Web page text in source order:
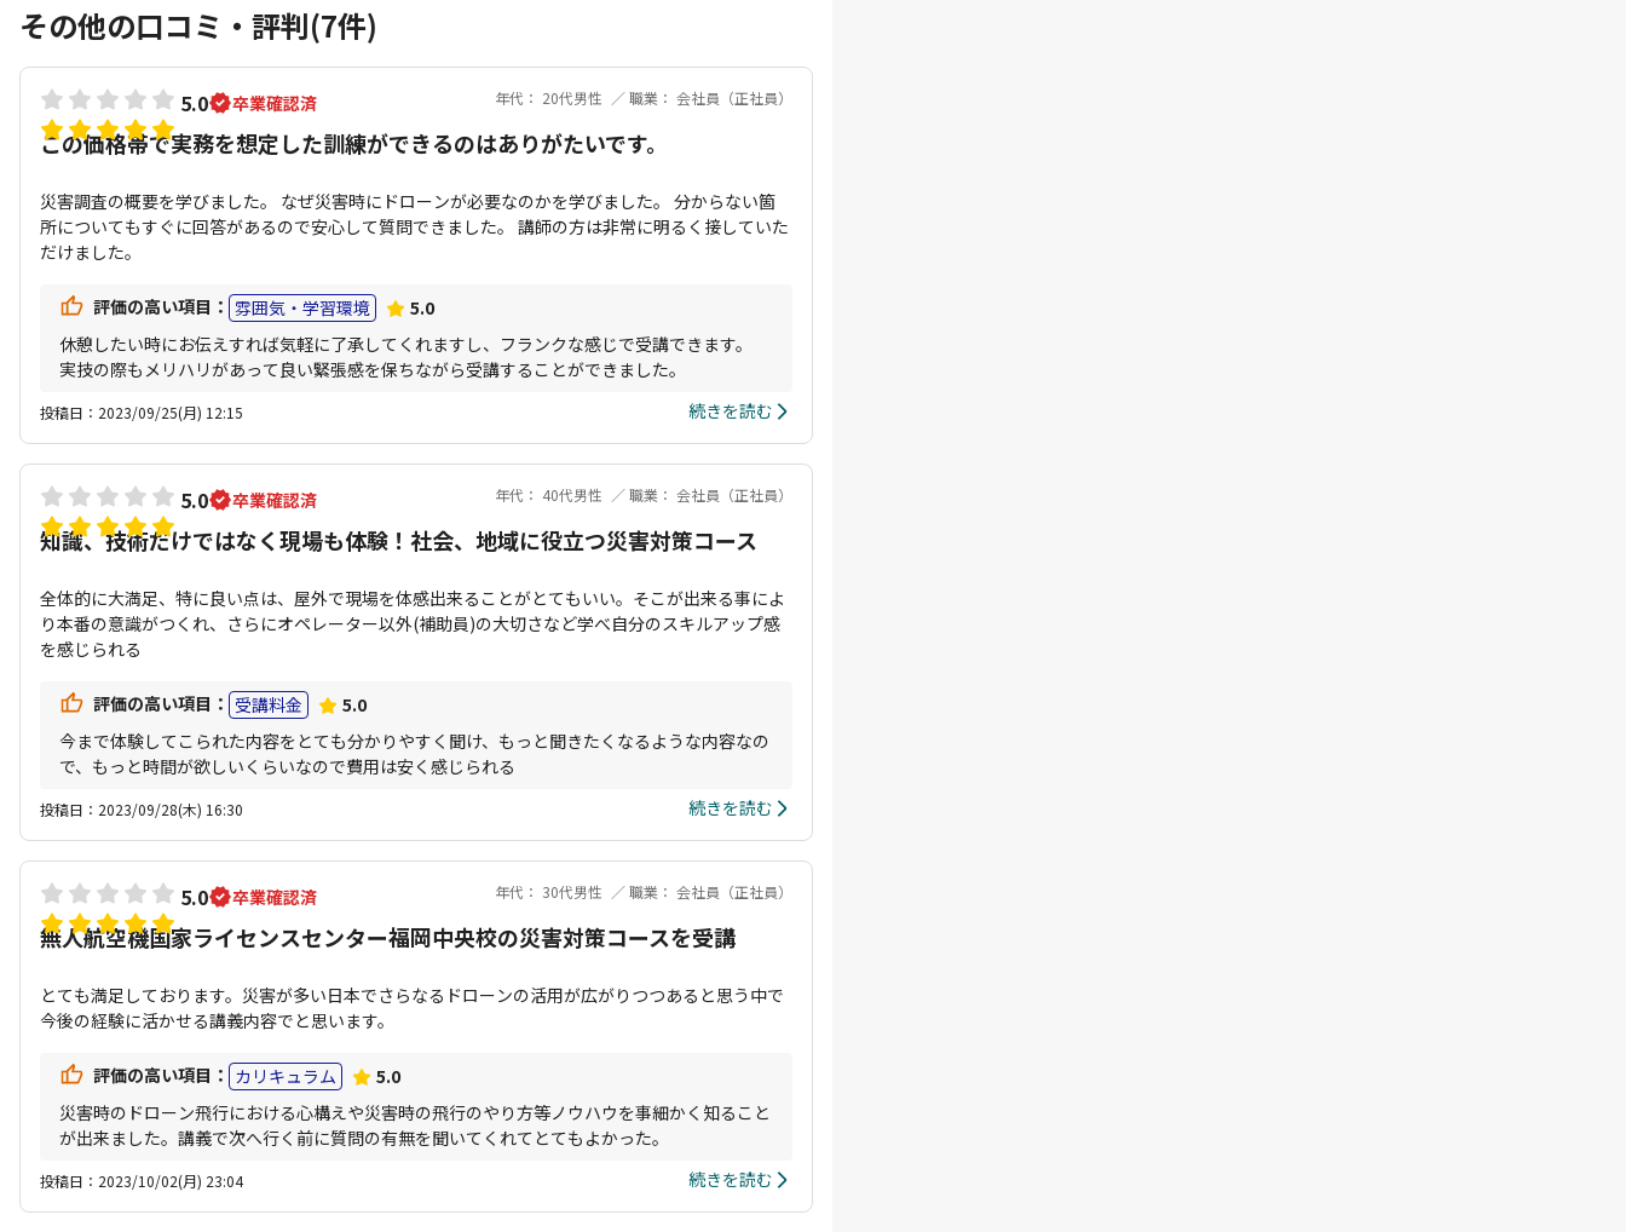
その他の口コミ・評判(7件)
5.0 卒業確認済 年代： 20代男性 職業： 会社員（正社員）
この価格帯で実務を想定した訓練ができるのはありがたいです。
災害調査の概要を学びました。 なぜ災害時にドローンが必要なのかを学びました。 分からない箇
所についてもすぐに回答があるので安心して質問できました。 講師の方は非常に明るく接していた
だけました。
評価の高い項目： 雰囲気・学習環境
5.0
休憩したい時にお伝えすれば気軽に了承してくれますし、フランクな感じで受講できます。
実技の際もメリハリがあって良い緊張感を保ちながら受講することができました。
投稿日：2023/09/25(月) 12:15 続きを読む
5.0 卒業確認済 年代： 40代男性 職業： 会社員（正社員）
知識、技術だけではなく現場も体験！社会、地域に役立つ災害対策コース
全体的に大満足、特に良い点は、屋外で現場を体感出来ることがとてもいい。そこが出来る事によ
り本番の意識がつくれ、さらにオペレーター以外(補助員)の大切さなど学べ自分のスキルアップ感
を感じられる
評価の高い項目： 受講料金
5.0
今まで体験してこられた内容をとても分かりやすく聞け、もっと聞きたくなるような内容なの
で、もっと時間が欲しいくらいなので費用は安く感じられる
投稿日：2023/09/28(木) 16:30 続きを読む
5.0 卒業確認済 年代： 30代男性 職業： 会社員（正社員）
無人航空機国家ライセンスセンター福岡中央校の災害対策コースを受講
とても満足しております。災害が多い日本でさらなるドローンの活用が広がりつつあると思う中で
今後の経験に活かせる講義内容でと思います。
評価の高い項目： カリキュラム
5.0
災害時のドローン飛行における心構えや災害時の飛行のやり方等ノウハウを事細かく知ること
が出来ました。講義で次へ行く前に質問の有無を聞いてくれてとてもよかった。
投稿日：2023/10/02(月) 23:04 続きを読む